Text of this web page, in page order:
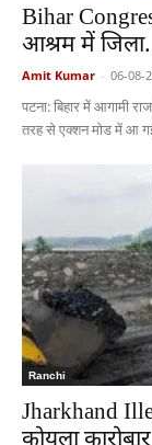
Bihar
आश्रम में
Amit Kumar - 06-08-
पटना: बिहार में आगामी
तरह से एक्शन मोड में आ गई
Ranchi
Jharkhand